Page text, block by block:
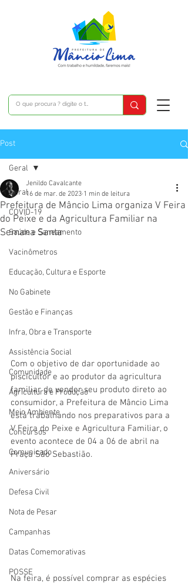
Post
Geral
COVID-19
Saúde e Saneamento
Vacinômetros
Educação, Cultura e Esporte
No Gabinete
Gestão e Finanças
Infra, Obra e Transporte
Assistência Social
Comunidade
Agricultura e Produção
Meio Ambiente
Concursos
Comunicado
Aniversário
Defesa Civil
Nota de Pesar
Campanhas
Datas Comemorativas
POSSE
Geral
Prefeitura de Mâncio Lima organiza V Feira
do Peixe e da Agricultura Familiar na
Semana Santa
Jenildo Cavalcante
16 de mar. de 2023 1 min de leitura
Com o objetivo de dar oportunidade ao
piscicultor e ao produtor da agricultura
familiar de vender seu produto direto ao
consumidor, a Prefeitura de Mâncio Lima
está trabalhando nos preparativos para a
V Feira do Peixe e Agricultura Familiar, o
evento acontece de 04 a 06 de abril na
Praça São Sebastião.
Na feira, é possível comprar as espécies